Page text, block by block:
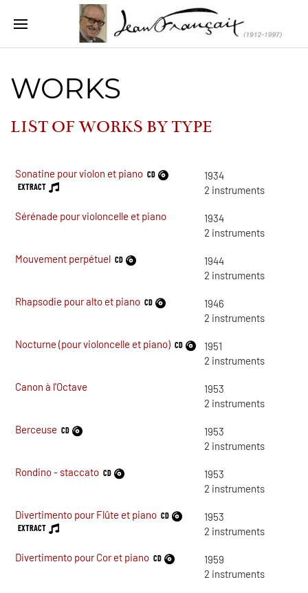
WORKS
LIST OF WORKS BYTYPE
Sonatine pour violon et piano CD
EXTRACT
1934
2 instruments
Sérénade pour violoncelle et piano
1934
2 instruments
Mouvement perpétuel CD
1944
2 instruments
Rhapsodie pour alto et piano CD
1946
2 instruments
Nocturne (pour violoncelle et piano) CD
1951
2 instruments
Canon à l'Octave
1953
2 instruments
Berceuse CD
1953
2 instruments
Rondino - staccato CD
1953
2 instruments
Divertimento pour Flûte et piano CD
EXTRACT
1953
2 instruments
Divertimento pour Cor et piano CD
1959
2 instruments